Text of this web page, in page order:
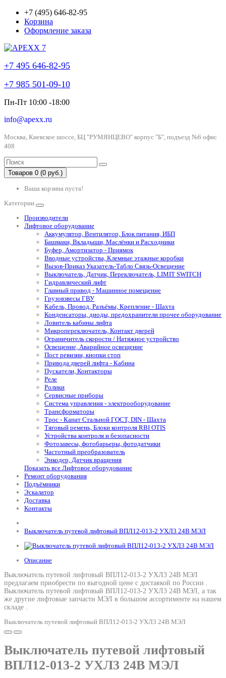
+7 (495) 646-82-95
Корзина
Оформление заказа
+7 495 646-82-95
+7 985 501-09-10
Пн-Пт 10:00 -18:00
info@apexx.ru
Москва, Киевское шоссе, БЦ "РУМЯНЦЕВО" корпус "Б", подъезд №6 офис
408
Товаров 0 (0 руб.)
Ваша корзина пуста!
Категории
Производители
Лифтовое оборудование
Аккумулятор, Вентилятор, Блок питания, ИБП
Башмаки, Вкладыши, Маслёнки и Расходники
Буфер, Амортизатор - Приямок
Вводные устройства, Клемные этажные коробки
Вызов-Приказ Указатель-Табло Связь-Освещение
Выключатель, Датчик, Переключатель, LIMIT SWITCH
Гидравлический лифт
Главный привод - Машинное помещение
Грузовзвесы ГВУ
Кабель, Провод, Разъёмы, Крепление - Шахта
Конденсаторы, диоды, предохранители прочее оборудование
Ловитель кабины лифта
Микропереключатель, Контакт дверей
Ограничитель скорости / Натяжное устройство
Освещение, Аварийное освещение
Пост ревизии, кнопки стоп
Привода дверей лифта - Кабина
Пускатели, Контакторы
Реле
Ролики
Сервисные приборы
Система управления - электрооборудование
Трансформаторы
Трос - Канат Стальной ГОСТ, DIN - Шахта
Тяговый ремень, Блоки контроля RBI OTIS
Устройства контроля и безопасности
Фотозавесы, фотобарьеры, фотодатчики
Частотный преобразователь
Энкодер, Датчик вращения
Показать все Лифтовое оборудование
Ремонт оборудования
Подъёмники
Эскалатор
Доставка
Контакты
Выключатель путевой лифтовый ВПЛ12-013-2 УХЛ3 24В МЭЛ
Описание
Выключатель путевой лифтовый ВПЛ12-013-2 УХЛ3 24В МЭЛ
предлагаем приобрести по выгодной цене с доставкой по России .
Выключатель путевой лифтовый ВПЛ12-013-2 УХЛ3 24В МЭЛ, а так
же другие лифтовые запчасти МЭЛ в большом ассортименте на нашем
складе .
Выключатель путевой лифтовый ВПЛ12-013-2 УХЛ3 24В МЭЛ
Выключатель путевой лифтовый
ВПЛ12-013-2 УХЛ3 24В МЭЛ